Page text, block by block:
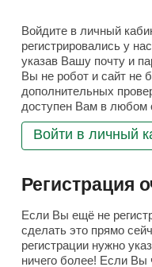
Войдите в личный
регистрировались у
указав Вашу почту и
Вы не робот и сайт не
дополнительных
доступен Вам в любом
Войти в личный
Регистрация
Если Вы ещё не
сделать это прямо
регистрации нужно
ничего более! Если Вы